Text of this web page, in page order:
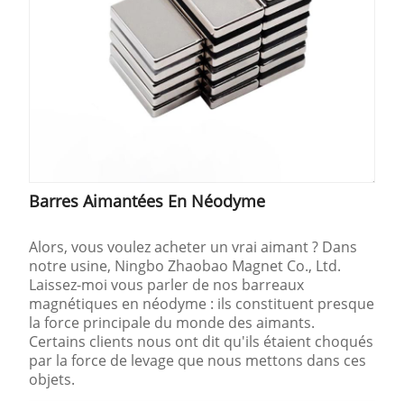
Barres Aimantées En Néodyme
Alors, vous voulez acheter un vrai aimant ? Dans
notre usine, Ningbo Zhaobao Magnet Co., Ltd.
Laissez-moi vous parler de nos barreaux
magnétiques en néodyme : ils constituent presque
la force principale du monde des aimants.
Certains clients nous ont dit qu'ils étaient choqués
par la force de levage que nous mettons dans ces
objets.